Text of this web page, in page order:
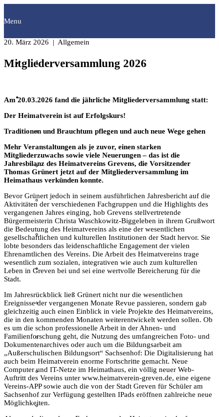
Menu
Startseite
Fachgruppen
Archäologie
Bilddokumentation
Familienforschung
Film & Video
Grevener aus aller Welt
Grevener Geschichte
Kultur und Bildung
Plattdeutsch
Sachsenhof
20. März 2026 | Allgemein
Mitgliederversammlung 2026
Am 20.03.2026 fand die jährliche Mitgliederversammlung statt:
Der Heimatverein ist auf Erfolgskurs!
Traditionen und Brauchtum pflegen und auch neue Wege gehen
Mehr Veranstaltungen als je zuvor, einen starken
Mitgliederzuwachs sowie viele Neuerungen – das ist die
Jahresbilanz des Heimatvereins Grevens, die Vorsitzender
Thomas Grünert jetzt auf der Mitgliederversammlung im
Heimathaus verkünden konnte.
Bevor Grünert jedoch in seinem ausführlichen Jahresbericht auf die
Aktivitäten der verschiedenen Fachgruppen und die Highlights des
vergangenen Jahres einging, hob Grevens stellvertretende
Bürgermeisterin Christa Waschkowitz-Biggeleben in ihrem Grußwort
die Bedeutung des Heimatvereins als eine der wesentlichen
gesellschaftlichen und kulturellen Institutionen der Stadt hervor. Sie
lobte besonders das leidenschaftliche Engagement der vielen
Ehrenamtlichen des Vereins. Die Arbeit des Heimatvereins trage
wesentlich zum sozialen, integrativen wie auch zum kulturellen
Leben in Greven bei und sei eine wertvolle Bereicherung für die
Stadt.
Im Jahresrückblick ließ Grünert nicht nur die wesentlichen
Ereignisse der vergangenen Monate Revue passieren, sondern gab
gleichzeitig auch einen Einblick in viele Projekte des Heimatvereins,
die in den kommenden Monaten weiterentwickelt werden sollen. Ob
es um die schon professionelle Arbeit in der Ahnen- und
Familienforschung geht, die Nutzung des umfangreichen Foto- und
Dokumentenarchives oder auch um die Bildungsarbeit am
„Außerschulischen Bildungsort“ Sachsenhof: Die Digitalisierung hat
auch beim Heimatverein enorme Fortschritte gemacht. Neue
Computer und IT-Netze im Heimathaus, ein völlig neuer Web-
Auftritt des Vereins unter www.heimatverein-greven.de, eine eigene
Vereins-APP sowie auch die von der Stadt Greven für Schüler am
Sachsenhof zur Verfügung gestellten IPads eröffnen zahlreiche neue
Möglichkeiten.